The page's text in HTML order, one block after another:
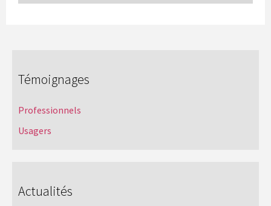
Témoignages
Professionnels
Usagers
Actualités